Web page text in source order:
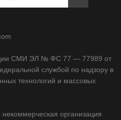
СМИ ЭЛ № ФС 77 — 77989 от
службой по надзору в
технологий и массовых
организация